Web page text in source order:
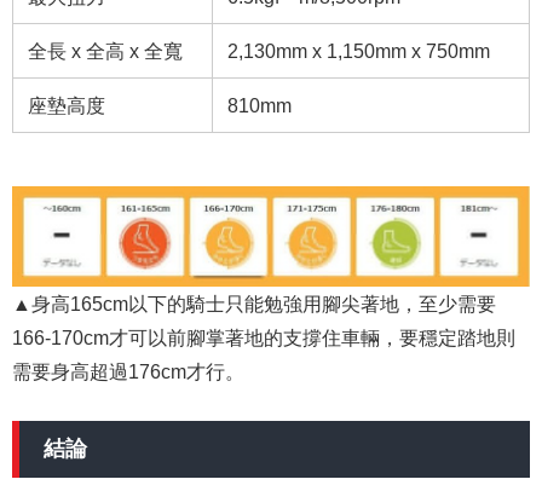
全長 x 全高 x 全寬 2,130mm x 1,150mm x 750mm
座墊高度 810mm
▲身高165cm以下的騎士只能勉強用腳尖著地，至少需要
166-170cm才可以前腳掌著地的支撐住車輛，要穩定踏地則
需要身高超過176cm才行。
結論